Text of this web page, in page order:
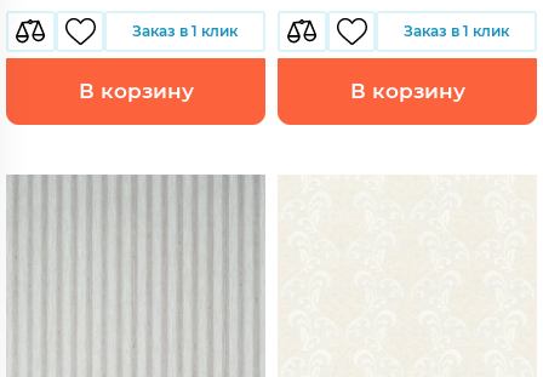
Заказ в 1 клик
В корзину
Заказ в 1 клик
В корзину